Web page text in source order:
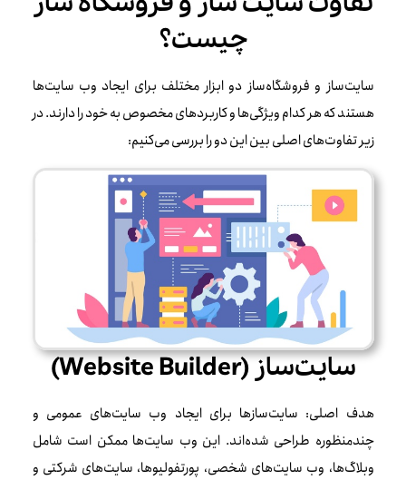
چیست؟
سایت‌ساز و فروشگاه‌ساز دو ابزار مختلف برای ایجاد وب‌ سایت‌ها
هستند که هر کدام ویژگی‌ها و کاربردهای مخصوص به خود را دارند. در
زیر تفاوت‌های اصلی بین این دو را بررسی می‌کنیم:
سایت‌ساز (Website Builder)
هدف اصلی: سایت‌سازها برای ایجاد وب‌ سایت‌های عمومی و
چندمنظوره طراحی شده‌اند. این وب‌ سایت‌ها ممکن است شامل
وبلاگ‌ها، وب‌ سایت‌های شخصی، پورتفولیوها، سایت‌های شرکتی و